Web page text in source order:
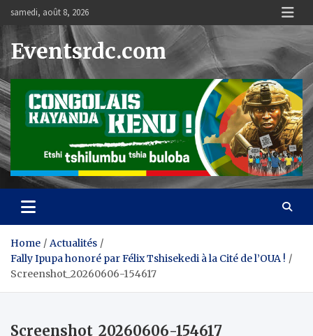
content
samedi, août 8, 2026
Eventsrdc.com
Home
Actualités
Fally Ipupa honoré par Félix Tshisekedi à la Cité de l’OUA !
Screenshot_20260606-154617
Screenshot_20260606-154617